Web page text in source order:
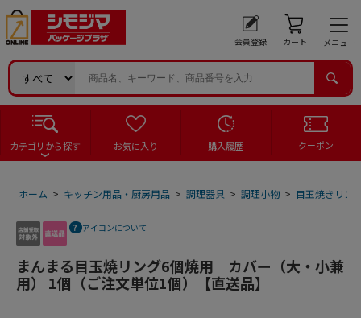
会員登録 カート メニュー
カテゴリから探す お気に入り 購入履歴 クーポン
ホーム > キッチン用品・厨房用品 > 調理器具 > 調理小物 > 目玉焼きリン
アイコンについて
まんまる目玉焼リング6個焼用 カバー（大・小兼
用） 1個（ご注文単位1個）【直送品】